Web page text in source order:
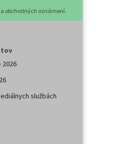
2026
službách